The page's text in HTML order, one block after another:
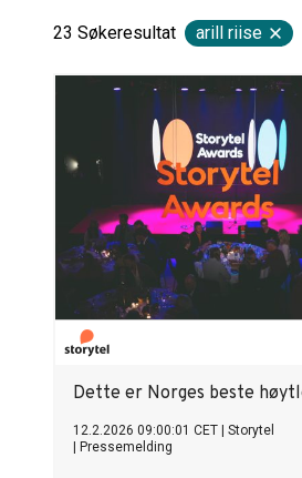
23 Søkeresultat arill riise
Dette er Norges beste
12.2.2026 09:00:01 CET
Storytel
Pressemelding